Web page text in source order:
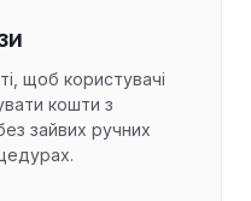
щоб користувачі
кошти з
зайвих ручних